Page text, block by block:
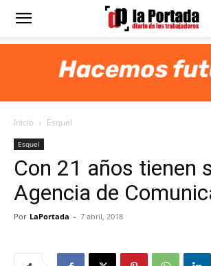
Diario
Portada
Inicio Esquel
Esquel
Con 21 años tienen
Agencia de
Por LaPortada - 7 abril, 2018